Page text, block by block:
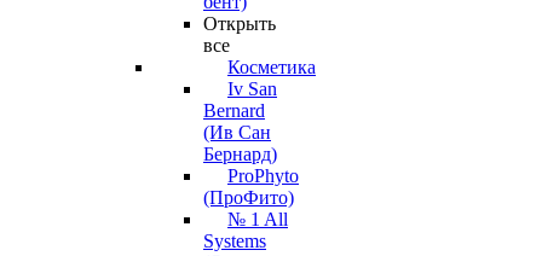
Открыть
все
Косметика
Iv San
Bernard
(Ив Сан
Бернард)
ProPhyto
(ПроФито)
№ 1 All
Systems